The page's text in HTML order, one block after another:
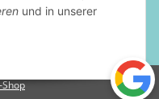
und in unserer
Shop